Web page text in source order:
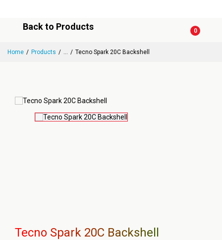
Back to Products 0
Home Products ... Tecno Spark 20C Backshell
Tecno Spark 20C Backshell